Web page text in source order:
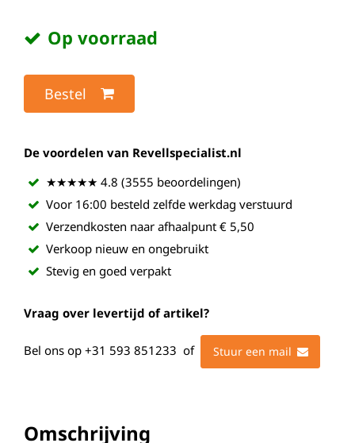
Op voorraad
Bestel
De voordelen van Revellspecialist.nl
★★★★★ 4.8 (3555 beoordelingen)
Voor 16:00 besteld zelfde werkdag verstuurd
Verzendkosten naar afhaalpunt € 5,50
Verkoop nieuw en ongebruikt
Stevig en goed verpakt
Vraag over levertijd of artikel?
Bel ons op +31 593 851233 of Stuur een mail
Omschrijving